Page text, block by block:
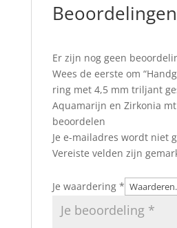
Beoordelingen
Er zijn nog geen
Wees de eerste om
ring met 4,5 mm triljant
Aquamarijn en Zirkonia mt
beoordelen
Je e-mailadres wordt niet
Vereiste velden zijn
Je waardering *